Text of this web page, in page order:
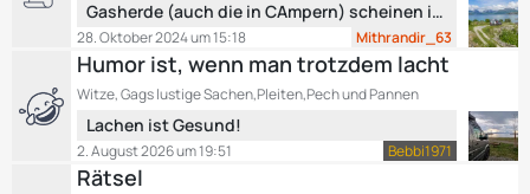
g
e
B
e
t
ä
g
e
t
z
t
B
e
Gasherde (auch die in CAmpern) scheinen in hohem Maße gesundheitschädlich zu sein.
Mithrandir_63
28. Oktober 2024 um 15:18
Humor ist, wenn man trotzdem lacht
Witze, Gags lustige Sachen,Pleiten,Pech und Pannen
e
t
Lachen ist Gesund!
Bebbi1971
2. August 2026 um 19:51
Rätsel